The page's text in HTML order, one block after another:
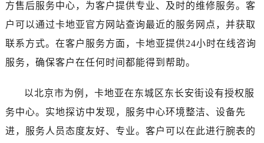
方售后服务中心，为客户提供专业、及时的维修服务。客
户可以通过卡地亚官方网站查询最近的服务网点，并获取
联系方式。在客户服务方面，卡地亚提供24小时在线咨询
服务，确保客户在任何时间都能得到帮助。
以北京市为例，卡地亚在东城区东长安街设有授权服
务中心。实地探访中发现，服务中心环境整洁、设备先
进，服务人员态度友好、专业。客户可以在此进行腕表的